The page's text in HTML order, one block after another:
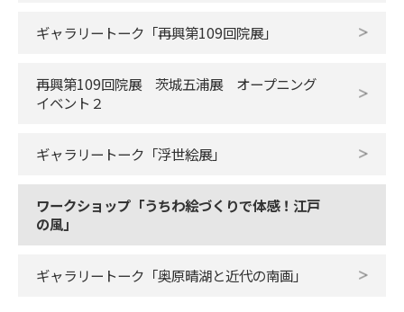
ギャラリートーク「再興第109回院展」
再興第109回院展 茨城五浦展 オープニング
イベント２
ギャラリートーク「浮世絵展」
ワークショップ「うちわ絵づくりで体感！江戸
の風」
ギャラリートーク「奥原晴湖と近代の南画」